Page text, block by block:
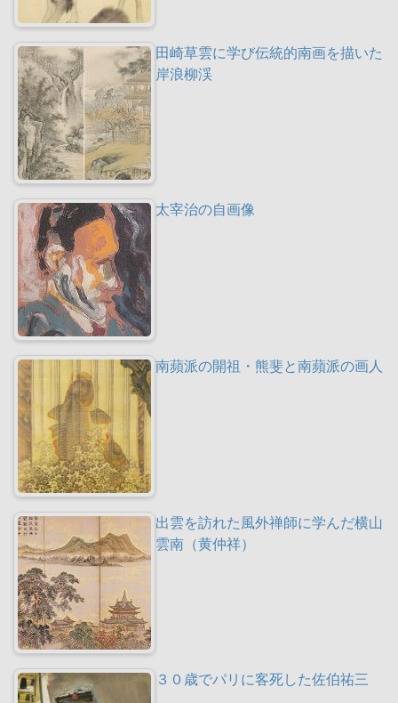
田崎草雲に学び伝統的南画を描いた
岸浪柳渓
太宰治の自画像
南蘋派の開祖・熊斐と南蘋派の画人
出雲を訪れた風外禅師に学んだ横山
雲南（黄仲祥）
３０歳でパリに客死した佐伯祐三